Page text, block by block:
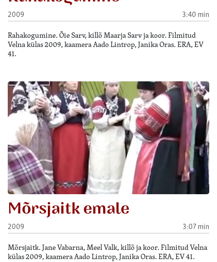
2009 3:40 min
Rahakogumine. Õie Sarv, killõ Maarja Sarv ja koor. Filmitud
Velna külas 2009, kaamera Aado Lintrop, Janika Oras. ERA, EV
41.
Mõrsjaitk emale
2009 3:07 min
Mõrsjaitk. Jane Vabarna, Meel Valk, killõ ja koor. Filmitud Velna
külas 2009, kaamera Aado Lintrop, Janika Oras. ERA, EV 41.